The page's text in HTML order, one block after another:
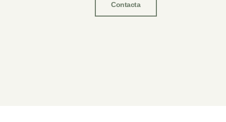
Contacta